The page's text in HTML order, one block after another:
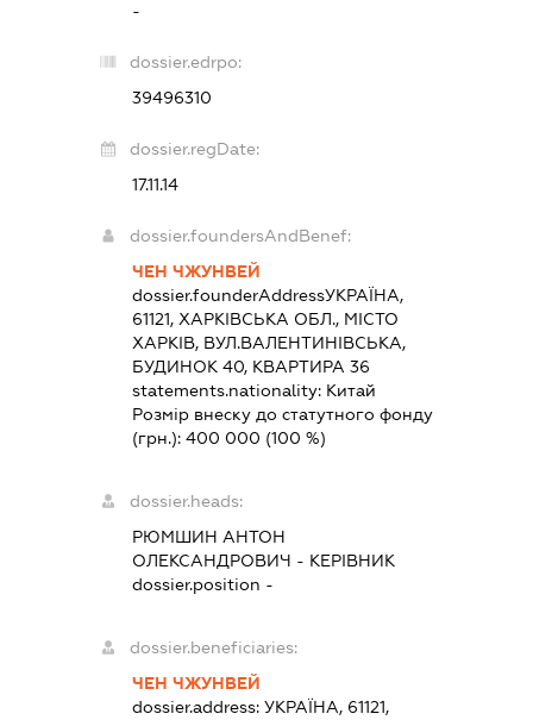
-
dossier.edrpo:
39496310
dossier.regDate:
17.11.14
dossier.foundersAndBenef:
ЧЕН ЧЖУНВЕЙ
dossier.founderAddressУКРАЇНА,
61121, ХАРКІВСЬКА ОБЛ., МІСТО
ХАРКІВ, ВУЛ.ВАЛЕНТИНІВСЬКА,
БУДИНОК 40, КВАРТИРА 36
statements.nationality: Китай
Розмір внеску до статутного фонду
(грн.):400 000 (100 %)
dossier.heads:
РЮМШИН АНТОН
ОЛЕКСАНДРОВИЧ - КЕРІВНИК
dossier.position -
dossier.beneficiaries:
ЧЕН ЧЖУНВЕЙ
dossier.address:УКРАЇНА, 61121,